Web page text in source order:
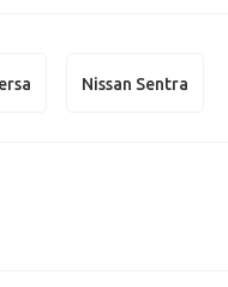
Nissan Sentra